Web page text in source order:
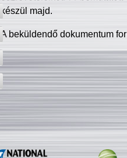
készül majd.
A beküldendő dokumentum